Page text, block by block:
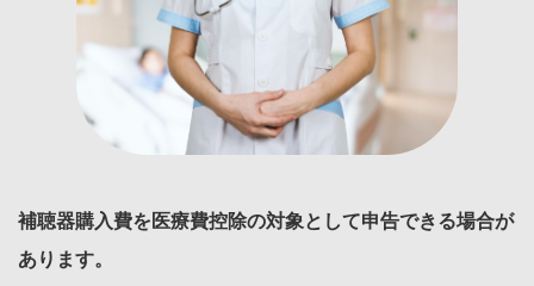
補聴器購入費を医療費控除の対象として申告できる場合が
あります。